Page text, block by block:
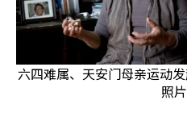
六四难属、天安门母亲运动
照片